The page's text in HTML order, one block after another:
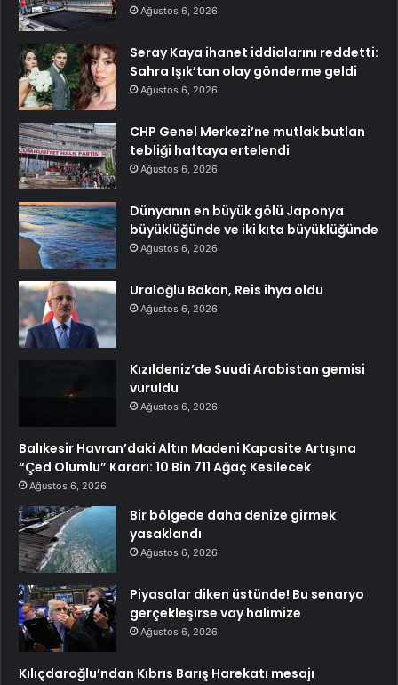
Ağustos 6, 2026
Seray Kaya ihanet iddialarını reddetti:
Sahra Işık’tan olay gönderme geldi
Ağustos 6, 2026
CHP Genel Merkezi’ne mutlak butlan
tebliği haftaya ertelendi
Ağustos 6, 2026
Dünyanın en büyük gölü Japonya
büyüklüğünde ve iki kıta büyüklüğünde
Ağustos 6, 2026
Uraloğlu Bakan, Reis ihya oldu
Ağustos 6, 2026
Kızıldeniz’de Suudi Arabistan gemisi
vuruldu
Ağustos 6, 2026
Balıkesir Havran’daki Altın Madeni Kapasite Artışına
“Çed Olumlu” Kararı: 10 Bin 711 Ağaç Kesilecek
Ağustos 6, 2026
Bir bölgede daha denize girmek
yasaklandı
Ağustos 6, 2026
Piyasalar diken üstünde! Bu senaryo
gerçekleşirse vay halimize
Ağustos 6, 2026
Kılıçdaroğlu’ndan Kıbrıs Barış Harekatı mesajı